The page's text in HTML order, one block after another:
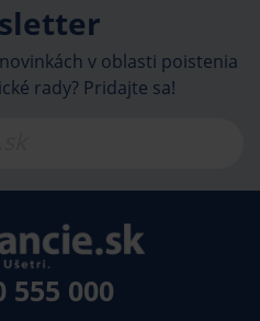
v oblasti poistenia
rady? Pridajte sa!
555 000